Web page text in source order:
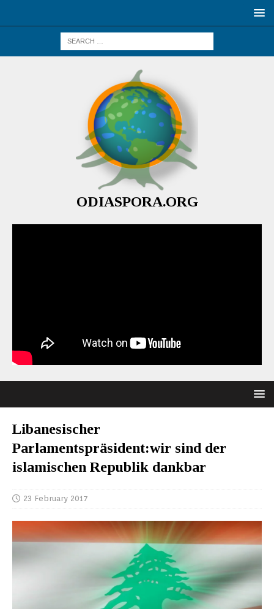
ODIASPORA.ORG
Libanesischer
Parlamentspräsident:wir sind der
islamischen Republik dankbar
23 February 2017